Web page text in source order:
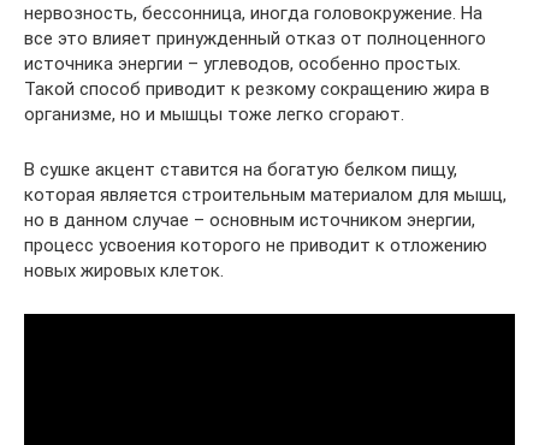
нервозность, бессонница, иногда головокружение. На
все это влияет принужденный отказ от полноценного
источника энергии – углеводов, особенно простых.
Такой способ приводит к резкому сокращению жира в
организме, но и мышцы тоже легко сгорают.
В сушке акцент ставится на богатую белком пищу,
которая является строительным материалом для мышц,
но в данном случае – основным источником энергии,
процесс усвоения которого не приводит к отложению
новых жировых клеток.